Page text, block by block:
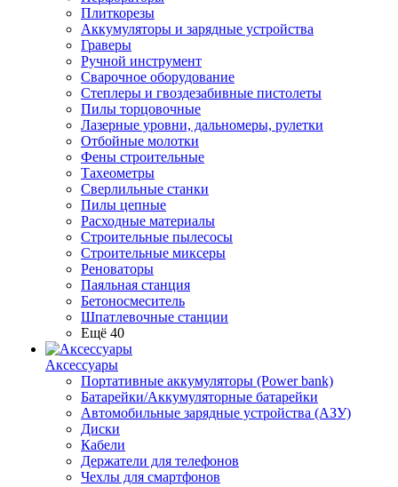
Плиткорезы
Аккумуляторы и зарядные устройства
Граверы
Ручной инструмент
Сварочное оборудование
Степлеры и гвоздезабивные пистолеты
Пилы торцовочные
Лазерные уровни, дальномеры, рулетки
Отбойные молотки
Фены строительные
Тахеометры
Сверлильные станки
Пилы цепные
Расходные материалы
Строительные пылесосы
Строительные миксеры
Реноваторы
Паяльная станция
Бетоносмеситель
Шпатлевочные станции
Ещё 40
Аксессуары
Портативные аккумуляторы (Power bank)
Батарейки/Аккумуляторные батарейки
Автомобильные зарядные устройства (АЗУ)
Диски
Кабели
Держатели для телефонов
Чехлы для смартфонов